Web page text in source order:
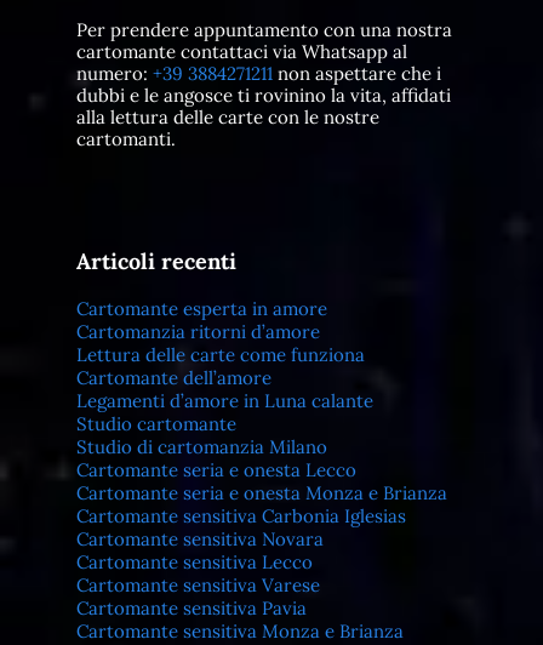
Per prendere appuntamento con una nostra
cartomante contattaci via Whatsapp al
numero: +39 3884271211non aspettare che i
dubbi e le angosce ti rovinino la vita, affidati
alla lettura delle carte con le nostre
cartomanti.
Articoli recenti
Cartomante esperta in amore
Cartomanzia ritorni d’amore
Lettura delle carte come funziona
Cartomante dell’amore
Legamenti d’amore in Luna calante
Studio cartomante
Studio di cartomanzia Milano
Cartomante seria e onesta Lecco
Cartomante seria e onesta Monza e Brianza
Cartomante sensitiva Carbonia Iglesias
Cartomante sensitiva Novara
Cartomante sensitiva Lecco
Cartomante sensitiva Varese
Cartomante sensitiva Pavia
Cartomante sensitiva Monza e Brianza